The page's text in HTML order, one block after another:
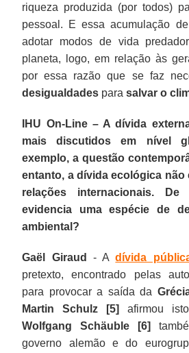
riqueza produzida (por todos)
pessoal. E essa acumulação
adotar modos de vida
planeta, logo, em relação às
por essa razão que se faz
desigualdades parasalvar o
IHU On-Line – A dívida
mais discutidos em nível
exemplo, a questão
entanto, a dívida ecológica não
relações internacionais.
evidencia uma espécie de
ambiental?
Gaël Giraud - Adívida
pretexto, encontrado pelas
para provocar a saída da
Martin Schulz
[5]
afirmou
Wolfgang Schäuble [6]
governo alemão e do